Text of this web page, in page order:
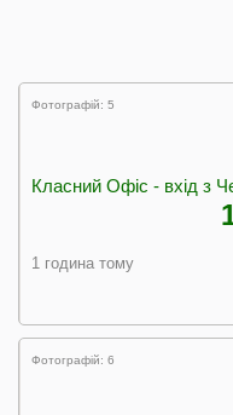
Фотографій: 5
Класний Офіс - вхід з
1 година тому
Фотографій: 6